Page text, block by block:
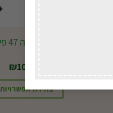
₪100.00
בחירת אפשרויות